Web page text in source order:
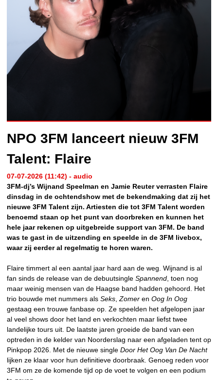
NPO 3FM lanceert nieuw 3FM
Talent: Flaire
07-07-2026 (11:42) - audio
3FM-dj’s Wijnand Speelman en Jamie Reuter verrasten Flaire
dinsdag in de ochtendshow met de bekendmaking dat zij het
nieuwe 3FM Talent zijn. Artiesten die tot 3FM Talent worden
benoemd staan op het punt van doorbreken en kunnen het
hele jaar rekenen op uitgebreide support van 3FM. De band
was te gast in de uitzending en speelde in de 3FM livebox,
waar zij eerder al regelmatig te horen waren.
Flaire timmert al een aantal jaar hard aan de weg. Wijnand is al
fan sinds de release van de debuutsingle Spannend , toen nog
maar weinig mensen van de Haagse band hadden gehoord. Het
trio bouwde met nummers als Seks Zomer en Oog In Oog
gestaag een trouwe fanbase op. Ze speelden het afgelopen jaar
al veel shows door het land en verkochten maar liefst twee
landelijke tours uit. De laatste jaren groeide de band van een
optreden in de kelder van Noorderslag naar een afgeladen tent op
Pinkpop 2026. Met de nieuwe single Door Het Oog Van De Nacht
lijken ze klaar voor hun definitieve doorbraak. Genoeg reden voor
3FM om ze de komende tijd op de voet te volgen en een podium